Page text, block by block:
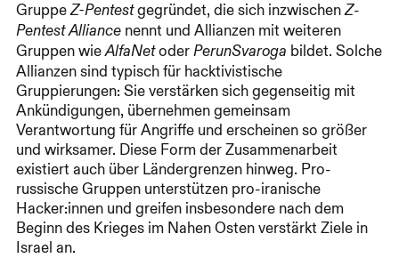
GruppeZ-Pentestgegründet, die sich inzwischenZ-
Pentest Alliance nennt und Allianzen mit weiteren
Gruppen wieAlfaNetoder PerunSvaroga bildet. Solche
Allianzen sind typisch für hacktivistische
Gruppierungen: Sie verstärken sich gegenseitig mit
Ankündigungen, übernehmen gemeinsam
Verantwortung für Angriffe und erscheinen so größer
und wirksamer. Diese Form der Zusammenarbeit
existiert auch über Ländergrenzen hinweg. Pro-
russische Gruppen unterstützen pro-iranische
Hacker:innen und greifen insbesondere nach dem
Beginn des Krieges im Nahen Osten verstärkt Ziele in
Israel an.